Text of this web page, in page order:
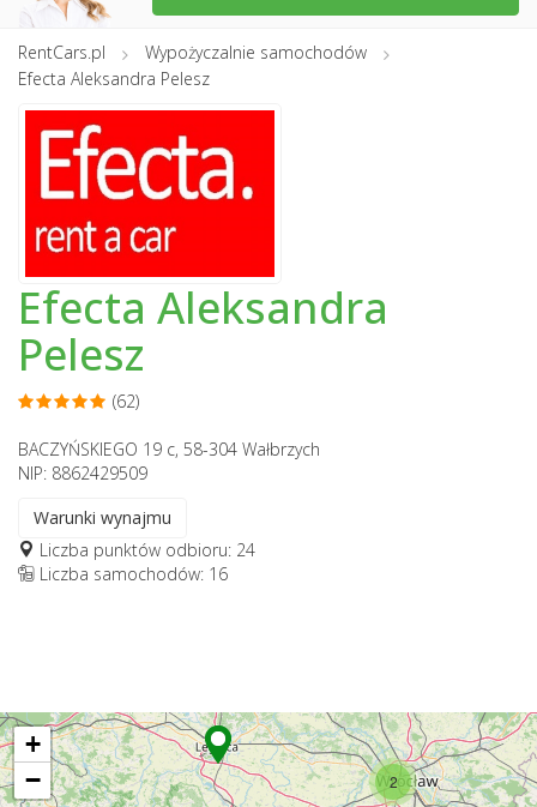
RentCars.pl
Wypożyczalnie samochodów
Efecta Aleksandra Pelesz
Efecta Aleksandra
Pelesz
(62)
BACZYŃSKIEGO 19 c, 58-304 Wałbrzych
NIP: 8862429509
Warunki wynajmu
Liczba punktów odbioru: 24
Liczba samochodów: 16
2
+
−